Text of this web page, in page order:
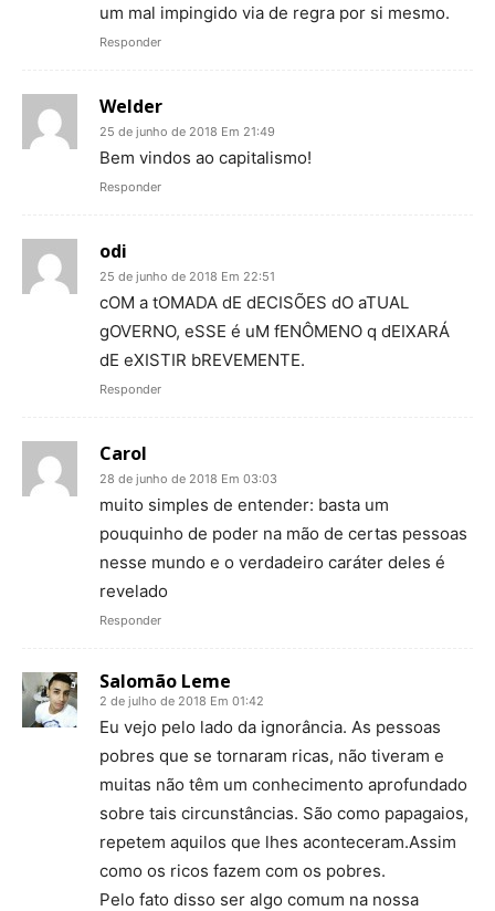
um mal impingido via de regra por si mesmo.
Responder
Welder
25 de junho de 2018 Em 21:49
Bem vindos ao capitalismo!
Responder
odi
25 de junho de 2018 Em 22:51
cOM a tOMADA dE dECISÕES dO aTUAL
gOVERNO, eSSE é uM fENÔMENO q dEIXARÁ
dE eXISTIR bREVEMENTE.
Responder
Carol
28 de junho de 2018 Em 03:03
muito simples de entender: basta um
pouquinho de poder na mão de certas pessoas
nesse mundo e o verdadeiro caráter deles é
revelado
Responder
Salomão Leme
2 de julho de 2018 Em 01:42
Eu vejo pelo lado da ignorância. As pessoas
pobres que se tornaram ricas, não tiveram e
muitas não têm um conhecimento aprofundado
sobre tais circunstâncias. São como papagaios,
repetem aquilos que lhes aconteceram.Assim
como os ricos fazem com os pobres.
Pelo fato disso ser algo comum na nossa